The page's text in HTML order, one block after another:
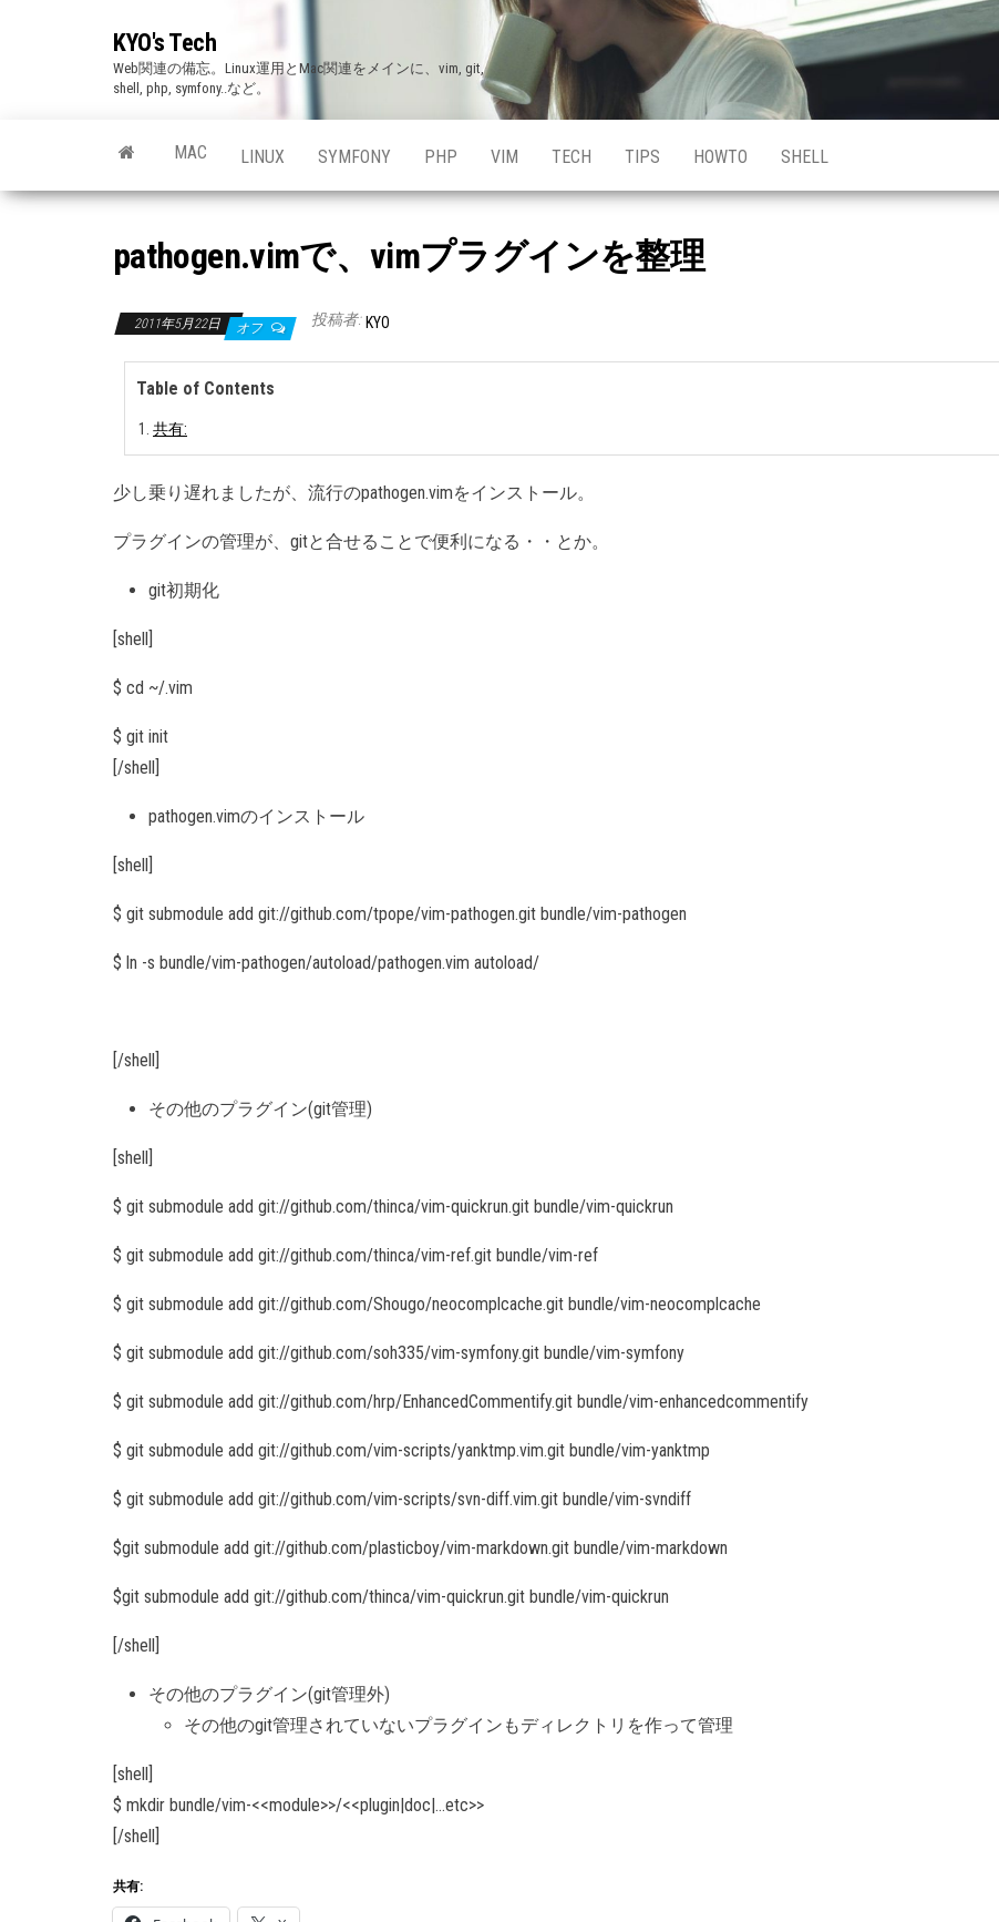
KYO's Tech
Web関連の備忘。Linux運用とMac関連をメインに、vim, git,
shell, php, symfony..など。
MAC LINUX SYMFONY PHP VIM TECH TIPS HOWTO SHELL
pathogen.vimで、vimプラグインを整理
2011年5月22日 オフ 投稿者: KYO
Table of Contents
共有:
少し乗り遅れましたが、流行のpathogen.vimをインストール。
プラグインの管理が、gitと合せることで便利になる・・とか。
git初期化
[shell]
$ cd ~/.vim
$ git init
[/shell]
pathogen.vimのインストール
[shell]
$ git submodule add git://github.com/tpope/vim-pathogen.git bundle/vim-pathogen
$ ln -s bundle/vim-pathogen/autoload/pathogen.vim autoload/
[/shell]
その他のプラグイン(git管理)
[shell]
$ git submodule add git://github.com/thinca/vim-quickrun.git bundle/vim-quickrun
$ git submodule add git://github.com/thinca/vim-ref.git bundle/vim-ref
$ git submodule add git://github.com/Shougo/neocomplcache.git bundle/vim-neocomplcache
$ git submodule add git://github.com/soh335/vim-symfony.git bundle/vim-symfony
$ git submodule add git://github.com/hrp/EnhancedCommentify.git bundle/vim-enhancedcommentify
$ git submodule add git://github.com/vim-scripts/yanktmp.vim.git bundle/vim-yanktmp
$ git submodule add git://github.com/vim-scripts/svn-diff.vim.git bundle/vim-svndiff
$git submodule add git://github.com/plasticboy/vim-markdown.git bundle/vim-markdown
$git submodule add git://github.com/thinca/vim-quickrun.git bundle/vim-quickrun
[/shell]
その他のプラグイン(git管理外)
その他のgit管理されていないプラグインもディレクトリを作って管理
[shell]
$ mkdir bundle/vim-<<module>>/<<plugin|doc|…etc>>
[/shell]
共有: